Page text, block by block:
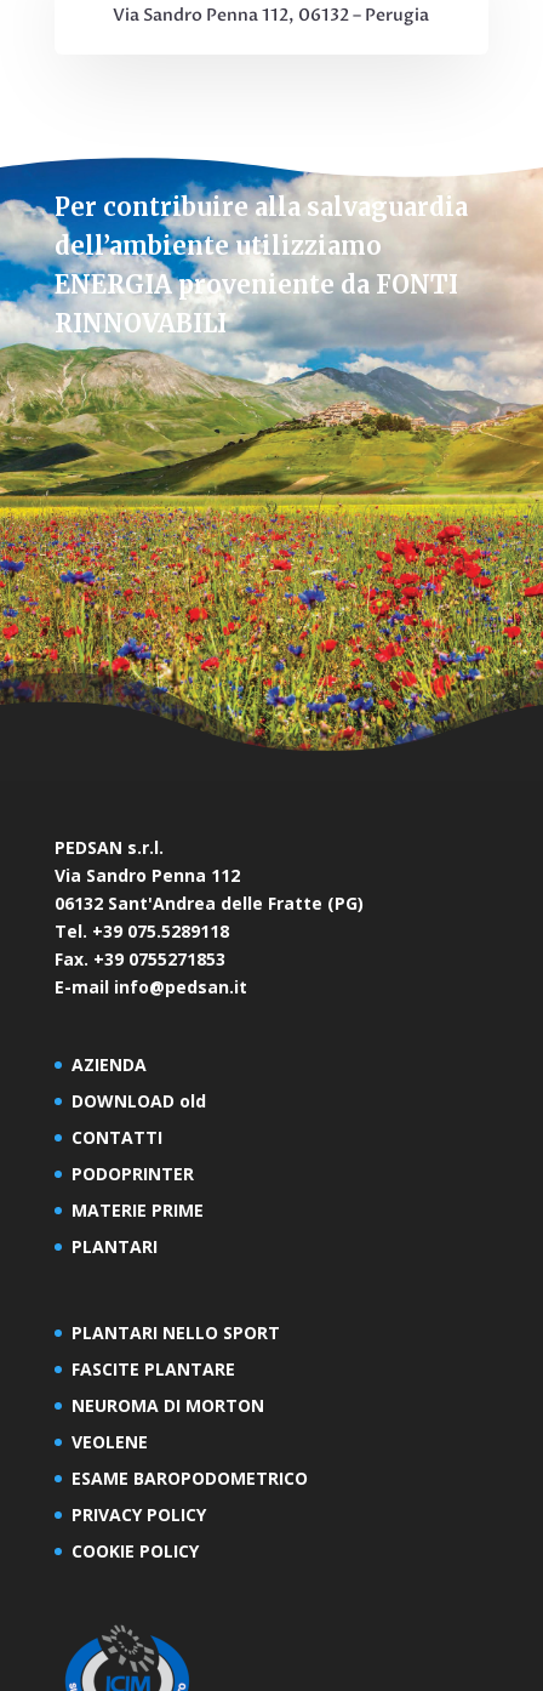
Via Sandro Penna 112, 06132 – Perugia
Per contribuire alla salvaguardia
dell’ambiente utilizziamo
ENERGIA proveniente da FONTI
RINNOVABILI
PEDSAN s.r.l.
Via Sandro Penna 112
06132 Sant'Andrea delle Fratte (PG)
Tel. +39 075.5289118
Fax. +39 0755271853
E-mail info@pedsan.it
AZIENDA
DOWNLOAD old
CONTATTI
PODOPRINTER
MATERIE PRIME
PLANTARI
PLANTARI NELLO SPORT
FASCITE PLANTARE
NEUROMA DI MORTON
VEOLENE
ESAME BAROPODOMETRICO
PRIVACY POLICY
COOKIE POLICY